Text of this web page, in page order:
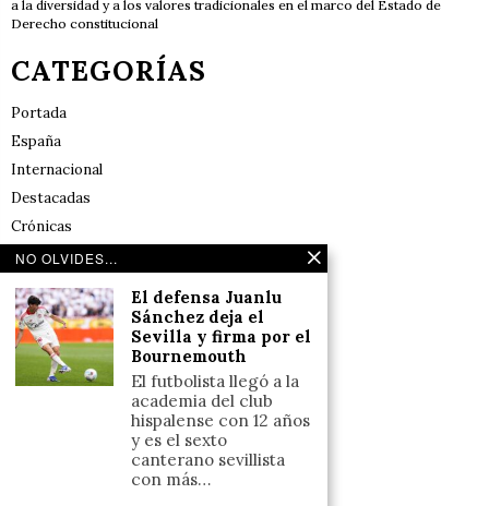
a la diversidad y a los valores tradicionales en el marco del Estado de
Derecho constitucional
CATEGORÍAS
Portada
España
Internacional
Destacadas
Crónicas
Noticias de deportes en España
Reflexiones
LINKS
Política de cookies (UE)
Términos y condiciones
NO OLVIDES...
El defensa Juanlu
Sánchez deja el
Sevilla y firma por el
Bournemouth
El futbolista llegó a la
academia del club
hispalense con 12 años
y es el sexto
canterano sevillista
con más…